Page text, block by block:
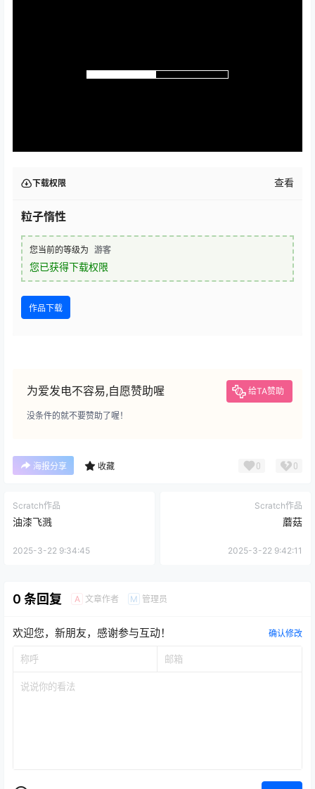
下载权限 查看
粒子惰性
您当前的等级为 游客
您已获得下载权限
作品下载
为爱发电不容易,自愿赞助喔 给TA赞助
没条件的就不要赞助了喔！
海报分享 收藏 0 0
Scratch作品
油漆飞溅
2025-3-22 9:34:45
Scratch作品
蘑菇
2025-3-22 9:42:11
0 条回复 A 文章作者 M 管理员
欢迎您，新朋友，感谢参与互动！ 确认修改